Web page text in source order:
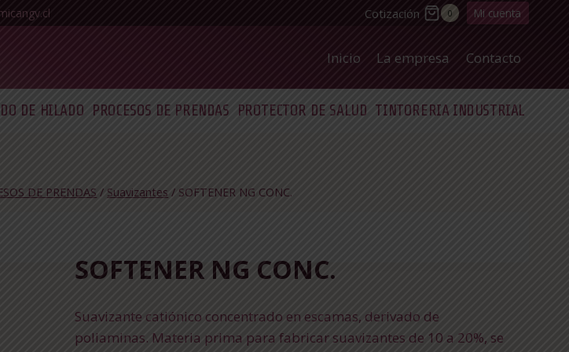
Cotización 0 Mi cuenta
Inicio La empresa Contacto
DE HILADO PROCESOS DE PRENDAS PROTECTOR DE SALUD TINTORERIA INDUSTRIAL
DE PRENDAS / Suavizantes / SOFTENER NG CONC.
SOFTENER NG CONC.
Suavizante catiónico concentrado en escamas, derivado de
poliaminas. Materia prima para fabricar suavizantes de 10 a 20%, se